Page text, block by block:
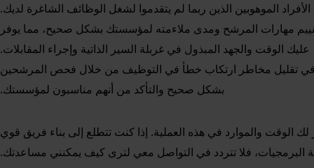
الموهوبين الذين ربما لم يتقدموا لشغل الوظائف الشاغرة لديك.
مهارات المرشح ومدى ملاءمته لمؤسستك بشكل صحيح، مما يوفر
عليك الوقت والجهد المبذول في غربلة السير الذاتية وإجراء المقابلات.
في تقليل مخاطر ارتكاب خطأ في التوظيف من خلال فحص المرشحين
بشكل صحيح والتأكد من أنهم مناسبون لمؤسستك.
والموارد في هذه العملية. إذا كنت تتطلع إلى بناء فريق قوي
فلا تتردد في التواصل معي لترى كيف يمكنني مساعدتك.